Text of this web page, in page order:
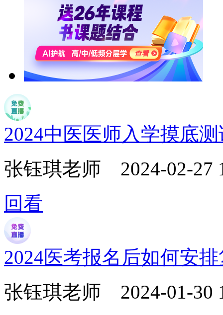
2024中医医师入学摸底
张钰琪老师 2024-02-27
回看
2024医考报名后如何安
张钰琪老师 2024-01-30